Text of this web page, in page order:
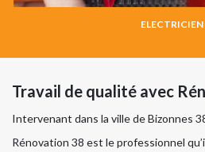
ELECTRICIEN
Travail de qualité avec
Intervenant dans la ville de Bizonnes
Rénovation 38 est le professionnel